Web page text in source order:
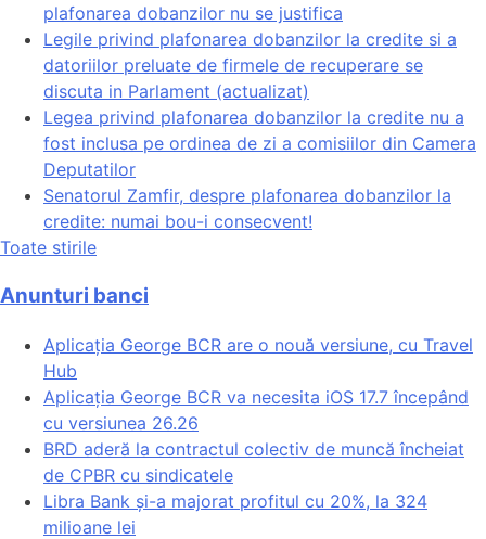
plafonarea dobanzilor nu se justifica
Legile privind plafonarea dobanzilor la credite si a
datoriilor preluate de firmele de recuperare se
discuta in Parlament (actualizat)
Legea privind plafonarea dobanzilor la credite nu a
fost inclusa pe ordinea de zi a comisiilor din Camera
Deputatilor
Senatorul Zamfir, despre plafonarea dobanzilor la
credite: numai bou-i consecvent!
Toate stirile
Anunturi banci
Aplicația George BCR are o nouă versiune, cu Travel
Hub
Aplicația George BCR va necesita iOS 17.7 începând
cu versiunea 26.26
BRD aderă la contractul colectiv de muncă încheiat
de CPBR cu sindicatele
Libra Bank și-a majorat profitul cu 20%, la 324
milioane lei